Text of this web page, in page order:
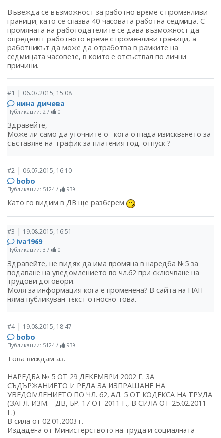
Въвежда се възможност за работно време с променливи
граници, като се спазва 40-часовата работна седмица. С
промяната на работодателите се дава възможност да
определят работното време с променливи граници, а
работникът да може да отработва в рамките на
седмицата часовете, в които е отсъствал по лични
причини.
#1 | 06.07.2015, 15:08
нина дичева
Публикации: 2 / 0
Здравейте,
Може ли само да уточните от кога отпада изискването за
съставяне на график за платения год. отпуск ?
#2 | 06.07.2015, 16:10
bobo
Публикации: 5124 / 939
Като го видим в ДВ ще разберем
#3 | 19.08.2015, 16:51
iva1969
Публикации: 3 / 0
Здравейте, не видях да има промяна в наредба №5 за
подаване на уведомлението по чл.62 при сключване на
трудови договори.
Моля за информация кога е променена? В сайта на НАП
няма публикуван текст относно това.
#4| 19.08.2015, 18:47
bobo
Публикации: 5124 / 939
Това виждам аз:
НАРЕДБА № 5 ОТ 29 ДЕКЕМВРИ 2002 Г. ЗА
СЪДЪРЖАНИЕТО И РЕДА ЗА ИЗПРАЩАНЕ НА
УВЕДОМЛЕНИЕТО ПО ЧЛ. 62, АЛ. 5 ОТ КОДЕКСА НА ТРУДА
(ЗАГЛ. ИЗМ. - ДВ, БР. 17 ОТ 2011 Г., В СИЛА ОТ 25.02.2011
Г.)
В сила от 02.01.2003 г.
Издадена от Министерството на труда и социалната